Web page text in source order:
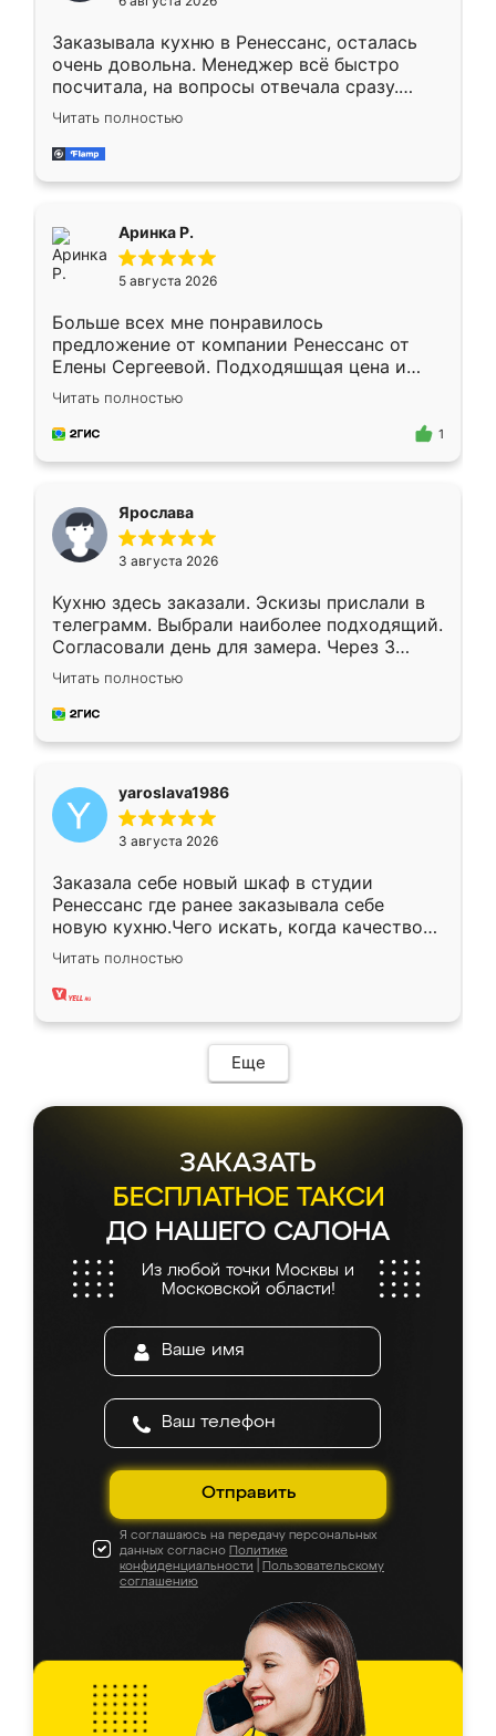
мебели буду заказывать только здесь.
Заказывала кухню в Ренессанс, осталась
очень довольна. Менеджер всё быстро
посчитала, на вопросы отвечала сразу.
Замерщик приехал в субботу, подошёл к
делу со всей ответственностью. Собрали
за день, ребята работали аккуратно, даже
Читать полностью
Аринка Р.
5 августа 2026
Больше всех мне понравилось
предложение от компании Ренессанс от
Елены Сергеевой. Подходяшщая цена и
короткие сроки изготовления. Приехавший
для замера сотрудник Владислав
предложил по моему эскизу самый
Читать полностью
1
Ярослава
3 августа 2026
Кухню здесь заказали. Эскизы прислали в
телеграмм. Выбрали наиболее подходящий.
Согласовали день для замера. Через 3
недели кухня была уже готова. Остались
довольны работой. Спасибо Ренессанс
мебель за качественную работу!
Читать полностью
yaroslava1986
3 августа 2026
Заказала себе новый шкаф в студии
Ренессанс где ранее заказывала себе
новую кухню.Чего искать, когда качеством
вполне довольна. Служит кухня уже почти
два года, нареканий нет.
Читать полностью
Еще
ЗАКАЗАТЬ
БЕСПЛАТНОЕ ТАКСИ
ДО НАШЕГО САЛОНА
Из любой точки Москвы и
Московской области!
Отправить
Я соглашаюсь на передачу персональных
данных согласно Политике
конфиденциальности
Пользовательскому
соглашению